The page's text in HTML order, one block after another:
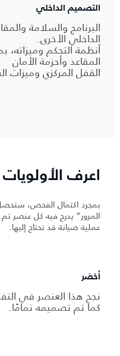
التصميم الداخلي
البرنامج والسلامة
الداخلي الأخرى.
أنظمة التحكم وميزاته،
المقاعد وأحزمة الأمان
القفل المركزي وميزات
اعرف الأولويات
بمجرد اكتمال الفحص،
المرور” يدرج فيه كل عنصر
عملية صيانة قد تحتاج إليها.
أخضر
نجح هذا العنصر في
كما تم تصميمه تمامًا.